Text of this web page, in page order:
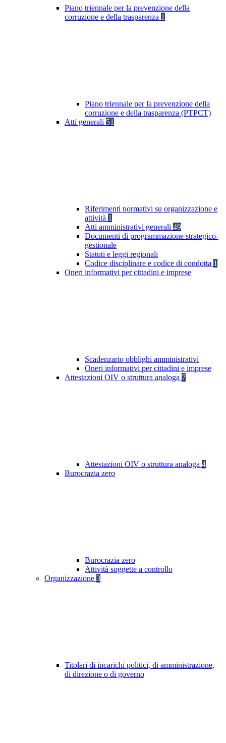
Piano triennale per la prevenzione della
corruzione e della trasparenza 1
Piano triennale per la prevenzione della
corruzione e della trasparenza (PTPCT)
Atti generali 51
Riferimenti normativi su organizzazione e
attività 1
Atti amministrativi generali 49
Documenti di programmazione strategico-
gestionale
Statuti e leggi regionali
Codice disciplinare e codice di condotta 1
Oneri informativi per cittadini e imprese
Scadenzario obblighi amministrativi
Oneri informativi per cittadini e imprese
Attestazioni OIV o struttura analoga 7
Attestazioni OIV o struttura analoga 4
Burocrazia zero
Burocrazia zero
Attività soggette a controllo
Organizzazione 3
Titolari di incarichi politici, di amministrazione,
di direzione o di governo